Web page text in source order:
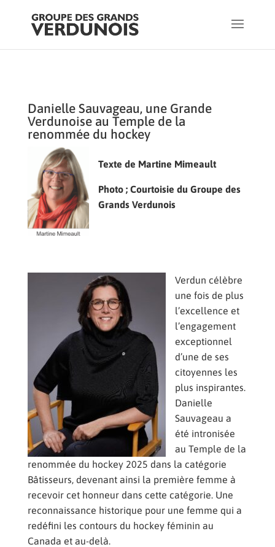
Danielle Sauvageau, une Grande
Verdunoise au Temple de la
renommée du hockey
Texte de Martine Mimeault
Photo ; Courtoisie du Groupe des
Grands Verdunois
Verdun célèbre
une fois de plus
l’excellence et
l’engagement
exceptionnel
d’une de ses
citoyennes les
plus inspirantes.
Danielle
Sauvageau a
été intronisée
au Temple de la
renommée du hockey 2025 dans la catégorie
Bâtisseurs, devenant ainsi la première femme à
recevoir cet honneur dans cette catégorie. Une
reconnaissance historique pour une femme qui a
redéfini les contours du hockey féminin au
Canada et au-delà.